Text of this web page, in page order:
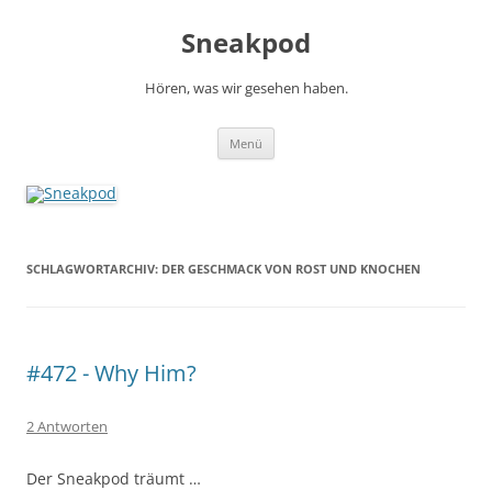
Sneakpod
Hören, was wir gesehen haben.
Menü
SCHLAGWORTARCHIV: DER GESCHMACK VON ROST UND KNOCHEN
#472 - Why Him?
2 Antworten
Der Sneakpod träumt …